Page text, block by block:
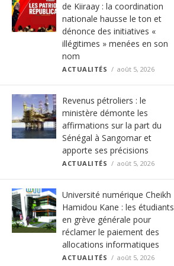
de Kiiraay : la coordination
nationale hausse le ton et
dénonce des initiatives «
illégitimes » menées en son
nom
ACTUALITÉS août 5, 2026
Revenus pétroliers : le
ministère démonte les
affirmations sur la part du
Sénégal à Sangomar et
apporte ses précisions
ACTUALITÉS août 5, 2026
Université numérique Cheikh
Hamidou Kane : les étudiants
en grève générale pour
réclamer le paiement des
allocations informatiques
ACTUALITÉS août 5, 2026